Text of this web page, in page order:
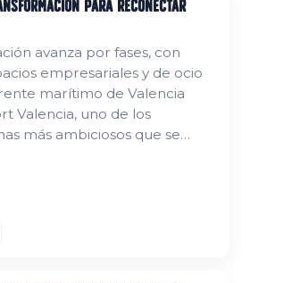
para reconectar
avanza por fases, con
empresariales y de ocio
marítimo de Valencia
Valencia, uno de los
más ambiciosos que se